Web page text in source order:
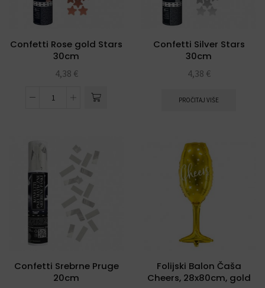
Confetti Rose gold Stars
30cm
4,38 €
Confetti Silver Stars
30cm
4,38 €
PROČITAJ VIŠE
Confetti Srebrne Pruge
20cm
Folijski Balon Čaša
Cheers, 28x80cm, gold